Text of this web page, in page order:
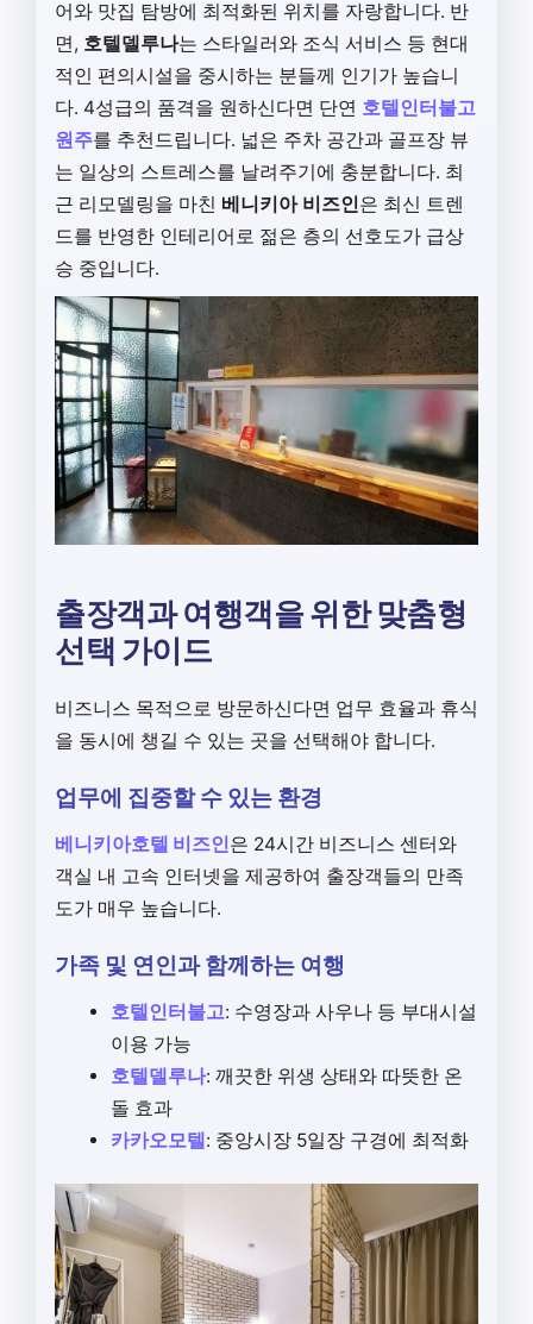
어와 맛집 탐방에 최적화된 위치를 자랑합니다. 반
면, 호텔델루나는 스타일러와 조식 서비스 등 현대
적인 편의시설을 중시하는 분들께 인기가 높습니
다. 4성급의 품격을 원하신다면 단연 호텔인터불고
원주를 추천드립니다. 넓은 주차 공간과 골프장 뷰
는 일상의 스트레스를 날려주기에 충분합니다. 최
근 리모델링을 마친 베니키아 비즈인은 최신 트렌
드를 반영한 인테리어로 젊은 층의 선호도가 급상
승 중입니다.
출장객과 여행객을 위한 맞춤형
선택 가이드
비즈니스 목적으로 방문하신다면 업무 효율과 휴식
을 동시에 챙길 수 있는 곳을 선택해야 합니다.
업무에 집중할 수 있는 환경
베니키아호텔 비즈인은 24시간 비즈니스 센터와
객실 내 고속 인터넷을 제공하여 출장객들의 만족
도가 매우 높습니다.
가족 및 연인과 함께하는 여행
호텔인터불고: 수영장과 사우나 등 부대시설
이용 가능
호텔델루나: 깨끗한 위생 상태와 따뜻한 온
돌 효과
카카오모텔: 중앙시장 5일장 구경에 최적화